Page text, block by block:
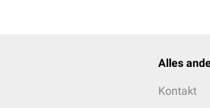
Alles
Kontakt